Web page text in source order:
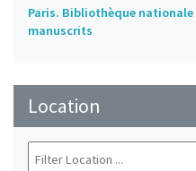
Paris. Bibliothèque nationale
manuscrits
Location